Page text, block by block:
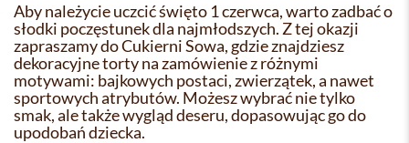
Aby należycie uczcić święto 1 czerwca, warto zadbać o
słodki poczęstunek dla najmłodszych. Z tej okazji
zapraszamy do Cukierni Sowa, gdzie znajdziesz
dekoracyjne torty na zamówienie z różnymi
motywami: bajkowych postaci, zwierzątek, a nawet
sportowych atrybutów. Możesz wybrać nie tylko
smak, ale także wygląd deseru, dopasowując go do
upodobań dziecka.